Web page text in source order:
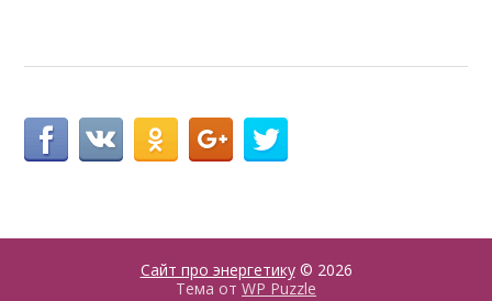
Сайт про энергетику© 2026
Тема от WP Puzzle